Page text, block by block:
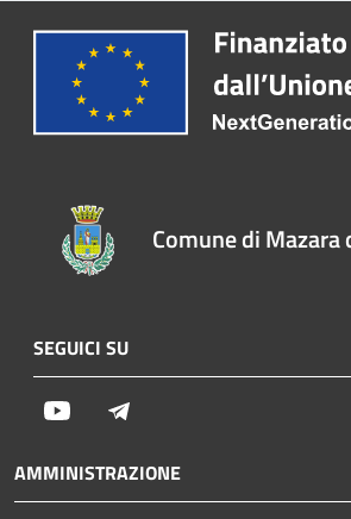
Comune di Mazara
SEGUICI SU
Youtube
AMMINISTRAZIONE